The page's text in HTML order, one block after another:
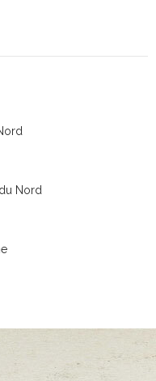
Nord